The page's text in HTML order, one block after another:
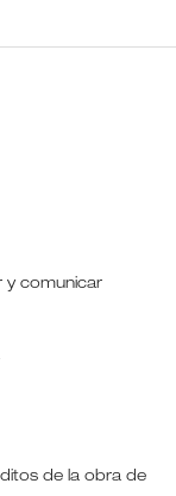
y comunicar
de la obra de